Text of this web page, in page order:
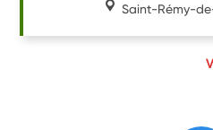
Saint-Rémy-